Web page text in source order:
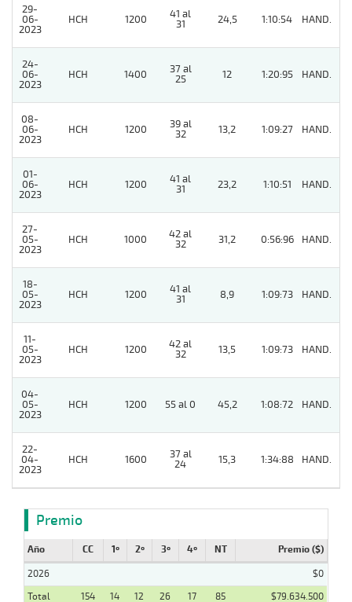
29-
06-
2023
HCH 1200
41 al
31
24,5 1:10:54 HAND.
24-
06-
2023
HCH 1400
37 al
25
12 1:20:95 HAND.
08-
06-
2023
HCH 1200
39 al
32
13,2 1:09:27 HAND.
01-
06-
2023
HCH 1200
41 al
31
23,2 1:10:51 HAND.
27-
05-
2023
HCH 1000
42 al
32
31,2 0:56:96 HAND.
18-
05-
2023
HCH 1200
41 al
31
8,9 1:09:73 HAND.
11-
05-
2023
HCH 1200
42 al
32
13,5 1:09:73 HAND.
04-
05-
2023
HCH 1200 55 al 0 45,2 1:08:72 HAND.
22-
04-
2023
HCH 1600
37 al
24
15,3 1:34:88 HAND.
Premio
Año CC 1º 2º 3º 4º NT Premio ($)
2026
$0
Total
154 14 12 26 17 85
$79.634.500